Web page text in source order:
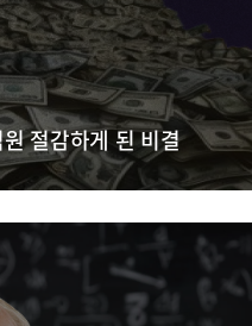
절감하게 된 비결